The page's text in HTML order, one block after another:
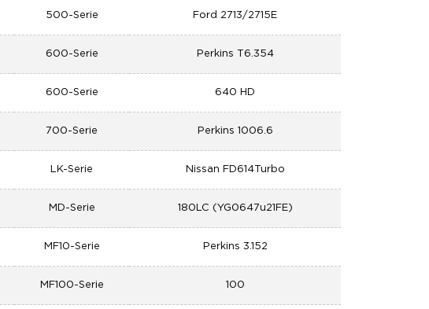
500-Serie Ford 2713/2715E
600-Serie Perkins T6.354
600-Serie 640 HD
700-Serie Perkins 1006.6
LK-Serie Nissan FD614Turbo
MD-Serie 180LC (YG0647u21FE)
MF10-Serie Perkins 3.152
MF100-Serie 100